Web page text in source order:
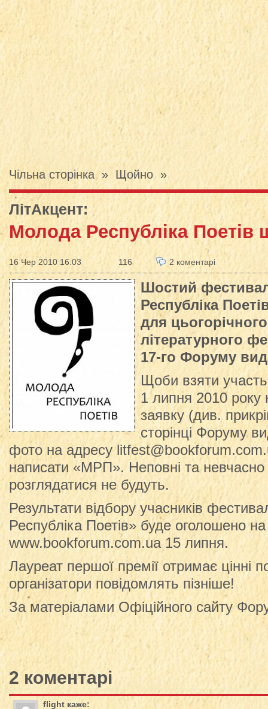
Чільна сторінка» Щойно »
ЛітАкцент:
Молода Республіка Поетів
16 Чер 2010 16:03 116 2 коментарі
Шостий
Республіка
для
літературного
17-го Форуму
Щоби взяти
1 липня 2010 року
заявку (див.
сторінці Форуму
фото на адресу
написати «МРП». Неповні та невчасно
розглядатися не будуть.
Результати відбору учасників
Республіка Поетів» буде оголошено на
www.bookforum.com.ua 15 липня.
Лауреат першої премії отримає цінні
організатори повідомлять пізніше!
За матеріалами Офіційного сайту
2 коментарі
flight каже: